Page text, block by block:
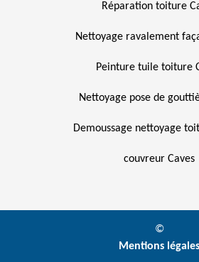
Réparation toiture
Nettoyage ravalement
Peinture tuile toiture
Nettoyage pose de
Demoussage nettoyage
couvreur Caves
©
Mentions légales